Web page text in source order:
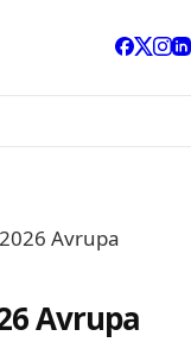
Avrupa
Avrupa